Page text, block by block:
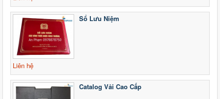
Sổ Lưu Niệm
Liên hệ
Catalog Vải Cao Cấp